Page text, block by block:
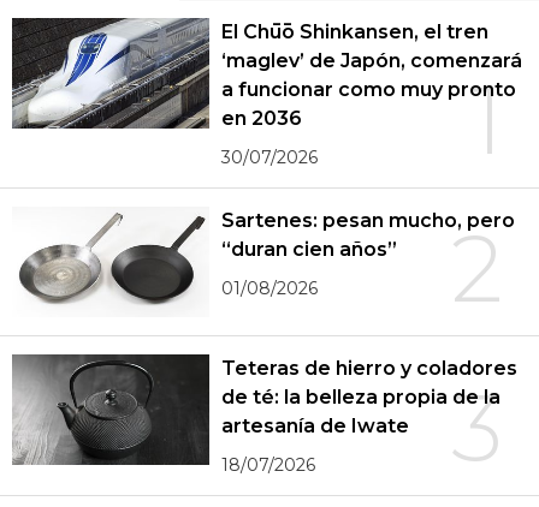
1
El Chūō Shinkansen, el tren
‘maglev’ de Japón, comenzará
a funcionar como muy pronto
en 2036
30/07/2026
2
Sartenes: pesan mucho, pero
“duran cien años”
01/08/2026
3
Teteras de hierro y coladores
de té: la belleza propia de la
artesanía de Iwate
18/07/2026